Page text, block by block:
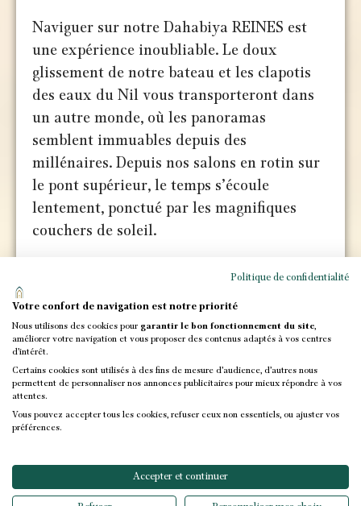
Naviguer sur notre Dahabiya REINES est
une expérience inoubliable. Le doux
glissement de notre bateau et les clapotis
des eaux du Nil vous transporteront dans
un autre monde, où les panoramas
semblent immuables depuis des
millénaires. Depuis nos salons en rotin sur
le pont supérieur, le temps s’écoule
lentement, ponctué par les magnifiques
couchers de soleil.
Politique de confidentialité
Votre confort de navigation est notre priorité
Nous utilisons des cookies pour garantir le bon fonctionnement du site,
améliorer votre navigation et vous proposer des contenus adaptés à vos centres
d’intérêt.
Certains cookies sont utilisés à des fins de mesure d’audience, d’autres nous
permettent de personnaliser nos annonces publicitaires pour mieux répondre à vos
attentes.
Vous pouvez accepter tous les cookies, refuser ceux non essentiels, ou ajuster vos
préférences.
Accepter et continuer